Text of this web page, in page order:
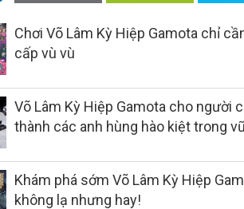
Chơi Võ Lâm Kỳ Hiệp Gamota chỉ
cấp vù vù
Võ Lâm Kỳ Hiệp Gamota cho người
thành các anh hùng hào kiệt trong
Khám phá sớm Võ Lâm Kỳ Hiệp
không lạ nhưng hay!